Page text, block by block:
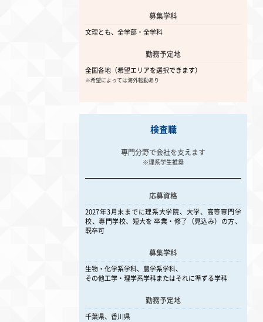
CSR推進部
募集学科
文理とも、全学部・全学科
勤務予定地
全国各地（希望エリアを選択できます）
※希望によっては海外転勤あり
検査職
専門分野で会社を支えます
※理系学生推奨
応募資格
2027年3月末までに理系大学院、大学、高等専門学
校、専門学校、短大を 卒業・修了（見込み）の方、
既卒可
募集学科
生物・化学系学科、農学系学科、
その他工学・理学系学科またはそれに準ずる学科
勤務予定地
千葉県、香川県